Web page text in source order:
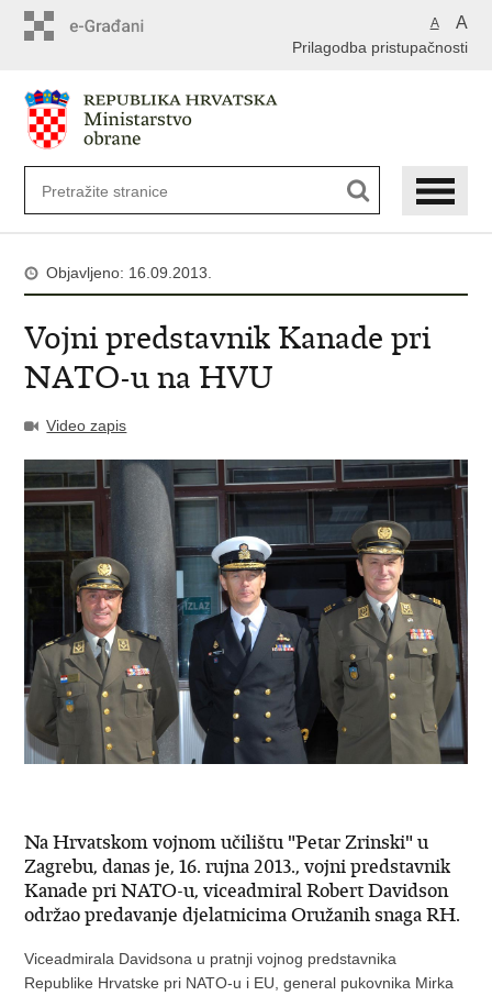
A A
Prilagodba pristupačnosti
Objavljeno: 16.09.2013.
Vojni predstavnik Kanade pri
NATO-u na HVU
Video zapis
Na Hrvatskom vojnom učilištu "Petar Zrinski" u
Zagrebu, danas je, 16. rujna 2013., vojni predstavnik
Kanade pri NATO-u, viceadmiral Robert Davidson
održao predavanje djelatnicima Oružanih snaga RH.
Viceadmirala Davidsona u pratnji vojnog predstavnika
Republike Hrvatske pri NATO-u i EU, general pukovnika Mirka